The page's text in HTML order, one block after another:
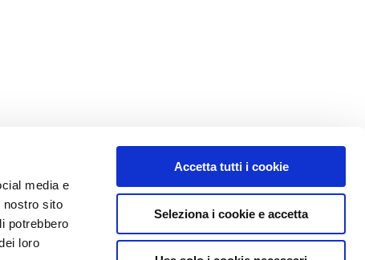
media e
nostro sito
potrebbero
loro
Accetta tutti i cookie
Seleziona i cookie e accetta